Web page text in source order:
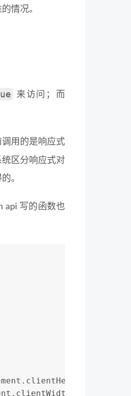
情况。
来访问；而
用的是响应式
区分响应式对
。
api 写的函数也
. clientHeight
. clientWidth